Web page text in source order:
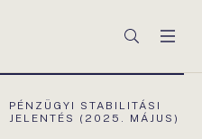
Keresés
AKTUÁLIS
OLDAL:
PÉNZÜGYI STABILITÁSI
JELENTÉS (2025. MÁJUS)